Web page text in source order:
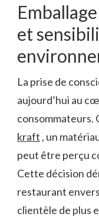
et
La prise de
aujourd’hui au
consommateurs.
kraft , un
peut être perçu
Cette décision
restaurant
clientèle de plus